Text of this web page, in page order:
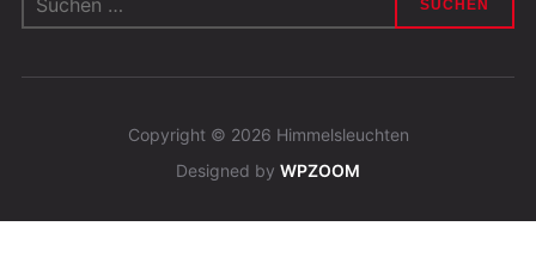
nach:
Copyright © 2026 Himmelsleuchten
Designed by WPZOOM